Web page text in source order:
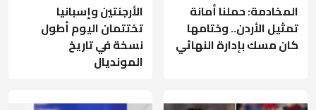
المخادمة: حملنا أمانة
تمثيل الأردن.. وختامها
كان مسك بإدارة النهائي
الأرجنتين وإسبانيا
تختتمان اليوم أطول
نسخة في تاريخ
المونديال